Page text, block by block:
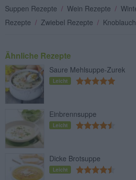
Suppen Rezepte / Wein Rezepte /
Rezepte / Zwiebel Rezepte /
Ähnliche Rezepte
Saure Mehlsuppe-Zurek
Leicht
Einbrennsuppe
Leicht
Dicke Brotsuppe
Leicht